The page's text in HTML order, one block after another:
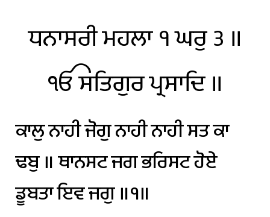
ਧਨਾਸਰੀਮਹਲਾ੧ਘਰੁ੩ ॥
ੴਸਤਿਗੁਰਪ੍ਰਸਾਦਿ॥
ਕਾਲੁਨਾਹੀਜੋਗੁਨਾਹੀਨਾਹੀਸਤਕਾ
ਢਬੁ॥ਥਾਨਸਟਜਗਭਰਿਸਟਹੋਏ
ਡੂਬਤਾਇਵਜਗੁ॥੧॥